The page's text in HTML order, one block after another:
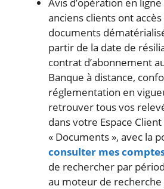
anciens clients ont
documents
partir de la date de
contrat d’abonnement
Banque à distance,
réglementation en
retrouver tous vos
dans votre Espace
« Documents », avec la
consulter mes
de rechercher par
au moteur de